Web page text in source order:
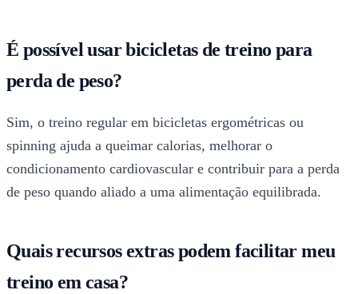
É possível usar bicicletas de treino para
perda de peso?
Sim, o treino regular em bicicletas ergométricas ou
spinning ajuda a queimar calorias, melhorar o
condicionamento cardiovascular e contribuir para a perda
de peso quando aliado a uma alimentação equilibrada.
Quais recursos extras podem facilitar meu
treino em casa?